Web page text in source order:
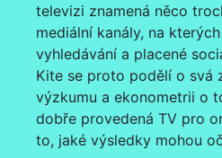
televizi znamená něco
mediální kanály, na
vyhledávání a placené
Kite se proto podělí o svá
výzkumu a ekonometrii o
dobře provedená TV pro
to, jaké výsledky mohou